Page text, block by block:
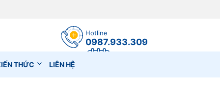
Hotline
0987.933.309
THỨC LIÊN HỆ